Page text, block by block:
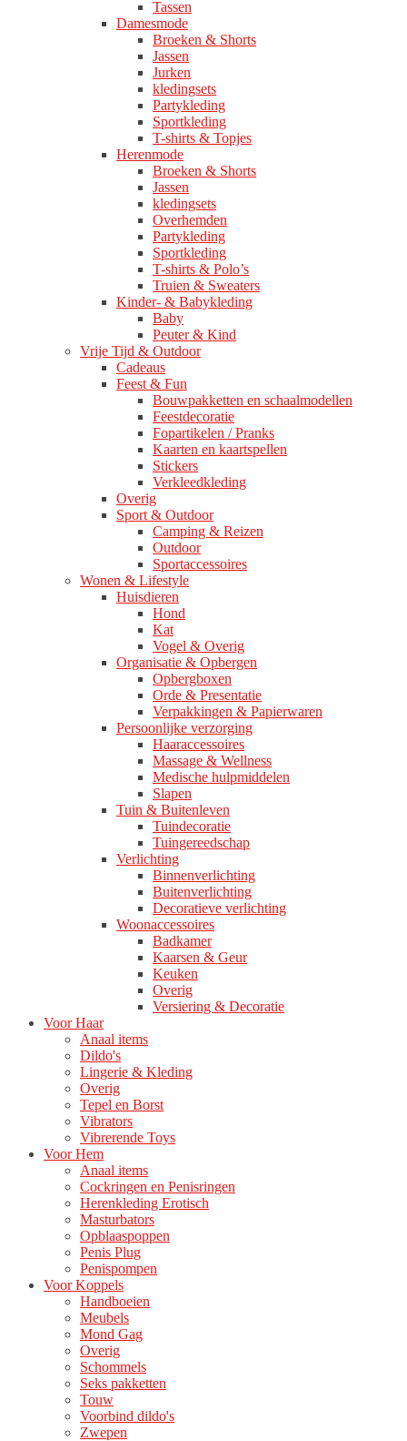
Tassen
Damesmode
Broeken & Shorts
Jassen
Jurken
kledingsets
Partykleding
Sportkleding
T-shirts & Topjes
Herenmode
Broeken & Shorts
Jassen
kledingsets
Overhemden
Partykleding
Sportkleding
T-shirts & Polo’s
Truien & Sweaters
Kinder- & Babykleding
Baby
Peuter & Kind
Vrije Tijd & Outdoor
Cadeaus
Feest & Fun
Bouwpakketten en schaalmodellen
Feestdecoratie
Fopartikelen / Pranks
Kaarten en kaartspellen
Stickers
Verkleedkleding
Overig
Sport & Outdoor
Camping & Reizen
Outdoor
Sportaccessoires
Wonen & Lifestyle
Huisdieren
Hond
Kat
Vogel & Overig
Organisatie & Opbergen
Opbergboxen
Orde & Presentatie
Verpakkingen & Papierwaren
Persoonlijke verzorging
Haaraccessoires
Massage & Wellness
Medische hulpmiddelen
Slapen
Tuin & Buitenleven
Tuindecoratie
Tuingereedschap
Verlichting
Binnenverlichting
Buitenverlichting
Decoratieve verlichting
Woonaccessoires
Badkamer
Kaarsen & Geur
Keuken
Overig
Versiering & Decoratie
Voor Haar
Anaal items
Dildo's
Lingerie & Kleding
Overig
Tepel en Borst
Vibrators
Vibrerende Toys
Voor Hem
Anaal items
Cockringen en Penisringen
Herenkleding Erotisch
Masturbators
Opblaaspoppen
Penis Plug
Penispompen
Voor Koppels
Handboeien
Meubels
Mond Gag
Overig
Schommels
Seks pakketten
Touw
Voorbind dildo's
Zwepen